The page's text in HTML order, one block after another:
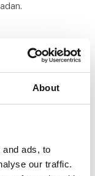
About
ads, to
our traffic.